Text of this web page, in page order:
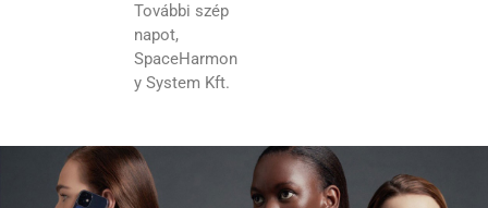
További szép
napot,
SpaceHarmon
y System Kft.